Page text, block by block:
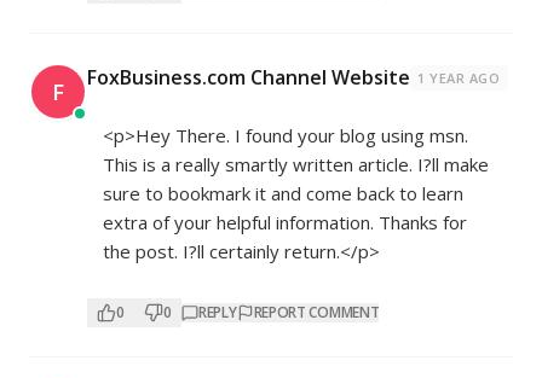
F FoxBusiness.com Channel Website 1 YEAR AGO
<p>Hey There. I found your blog using msn.
This is a really smartly written article. I?ll make
sure to bookmark it and come back to learn
extra of your helpful information. Thanks for
the post. I?ll certainly return.</p>
0 0 REPLY REPORT COMMENT